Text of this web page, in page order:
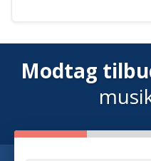
Modtag